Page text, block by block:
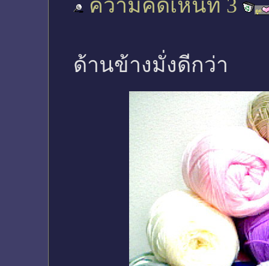
ความคิดเห็นที่ 3
ด้านข้างมั่งดีกว่า